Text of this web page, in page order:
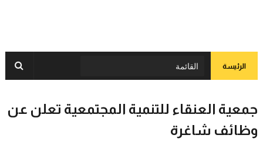
الرئيسة
جمعية العنقاء للتنمية المجتمعية تعلن عن
وظائف شاغرة